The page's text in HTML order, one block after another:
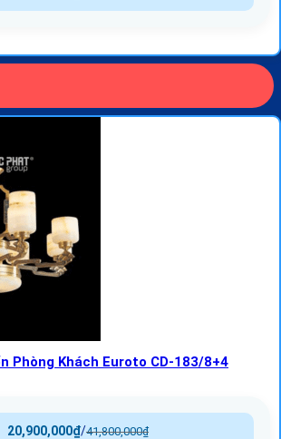
Phòng Khách Euroto CD-183/8+4
41,800,000₫
/
20,900,000₫